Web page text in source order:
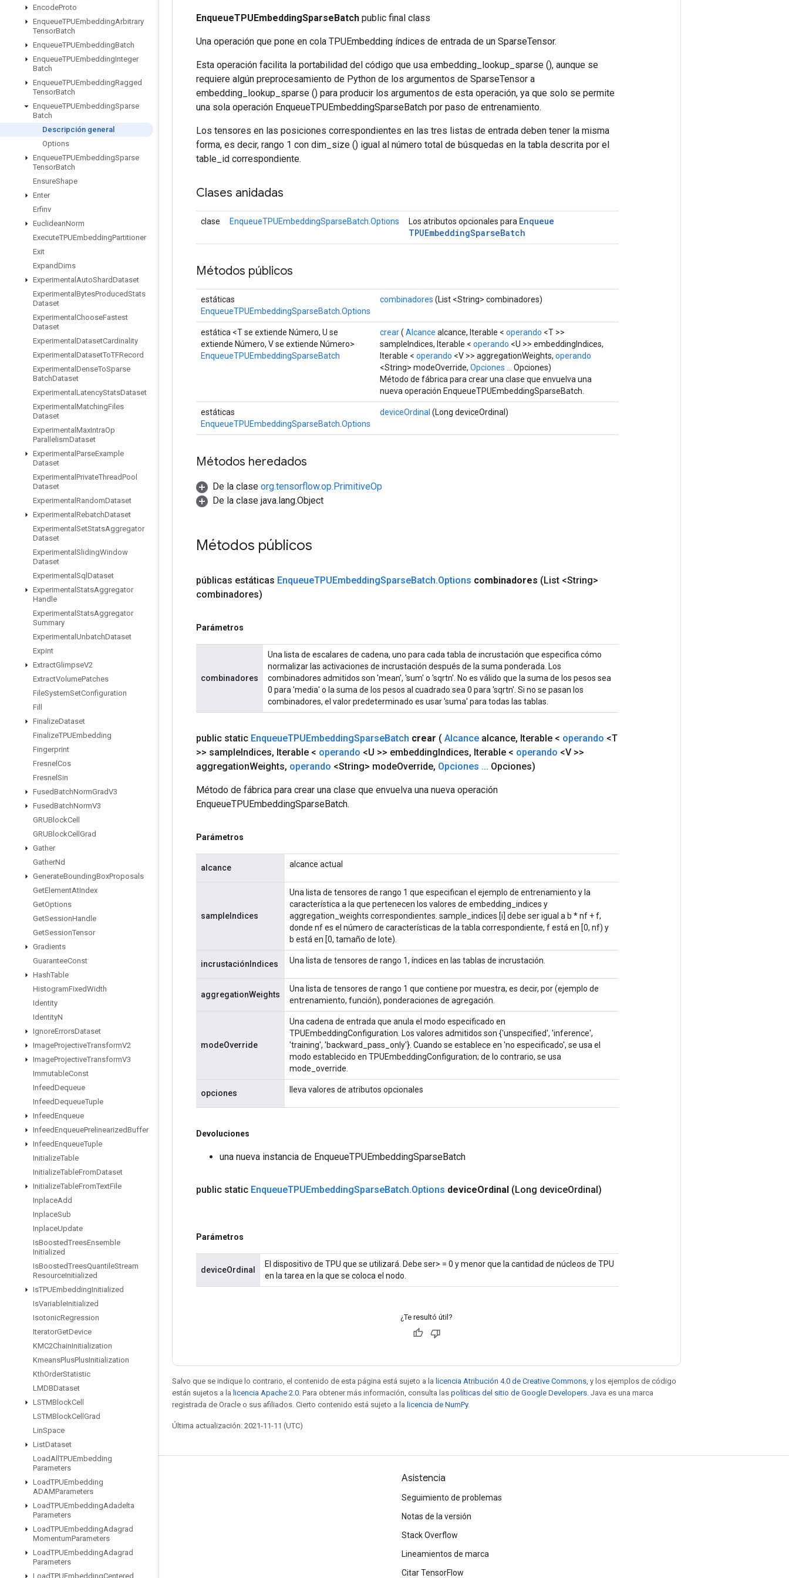
EncodeProto
EnqueueTPUEmbeddingArbitrary
TensorBatch
EnqueueTPUEmbeddingBatch
EnqueueTPUEmbeddingInteger
Batch
EnqueueTPUEmbeddingRagged
TensorBatch
EnqueueTPUEmbeddingSparse
Batch
Descripción general
Options
EnqueueTPUEmbeddingSparse
TensorBatch
EnsureShape
Enter
Erfinv
EuclideanNorm
ExecuteTPUEmbeddingPartitioner
Exit
ExpandDims
Experimental AutoShardDataset
Experimental BytesProducedStats
Dataset
Experimental ChooseFastest
Dataset
Experimental DatasetCardinality
Experimental DatasetToTFRecord
Experimental DenseToSparse
BatchDataset
Experimental LatencyStatsDataset
Experimental MatchingFiles
Dataset
Experimental MaxIntraOp
ParallelismDataset
Experimental ParseExample
Dataset
Experimental PrivateThreadPool
Dataset
Experimental RandomDataset
Experimental RebatchDataset
Experimental SetStatsAggregator
Dataset
Experimental SlidingWindow
Dataset
Experimental Sql Dataset
Experimental StatsAggregator
Handle
Experimental StatsAggregator
Summary
Experimental UnbatchDataset
Expint
ExtractGlimpseV2
ExtractVolumePatches
FileSystemSetConfiguration
Fill
FinalizeDataset
FinalizeTPUEmbedding
Fingerprint
Fresnel Cos
Fresnel Sin
FusedBatchNormGradV3
FusedBatchNormV3
GRUBlockCell
GRUBlockCell Grad
Gather
GatherNd
GenerateBoundingBoxProposals
GetElementAtIndex
GetOptions
GetSessionHandle
GetSessionTensor
Gradients
GuaranteeConst
HashTable
HistogramFixedWidth
Identity
IdentityN
IgnoreErrorsDataset
ImageProjectiveTransformV2
ImageProjectiveTransformV3
ImmutableConst
InfeedDequeue
InfeedDequeueTuple
InfeedEnqueue
InfeedEnqueuePrelinearizedBuffer
InfeedEnqueueTuple
InitializeTable
InitializeTableFromDataset
InitializeTableFromTextFile
InplaceAdd
InplaceSub
InplaceUpdate
IsBoostedTreesEnsemble
Initialized
IsBoostedTreesQuantileStream
ResourceInitialized
IsTPUEmbeddingInitialized
IsVariableInitialized
IsotonicRegression
IteratorGetDevice
KMC2ChainInitialization
KmeansPlusPlusInitialization
KthOrderStatistic
LMDBDataset
LSTMBlockCell
LSTMBlockCell Grad
LinSpace
ListDataset
LoadAll TPUEmbedding
Parameters
LoadTPUEmbedding
ADAMParameters
LoadTPUEmbeddingAdadelta
Parameters
LoadTPUEmbeddingAdagrad
MomentumParameters
LoadTPUEmbeddingAdagrad
Parameters
LoadTPUEmbeddingCentered
EnqueueTPUEmbeddingSparseBatch public final class
Una operación que pone en cola TPUEmbedding índices de entrada de un SparseTensor.
Esta operación facilita la portabilidad del código que usa embedding_lookup_sparse (), aunque se
requiere algún preprocesamiento de Python de los argumentos de SparseTensor a
embedding_lookup_sparse () para producir los argumentos de esta operación, ya que solo se permite
una sola operación EnqueueTPUEmbeddingSparseBatch por paso de entrenamiento.
Los tensores en las posiciones correspondientes en las tres listas de entrada deben tener la misma
forma, es decir, rango 1 con dim_size () igual al número total de búsquedas en la tabla descrita por el
table_id correspondiente.
Clases anidadas
clase EnqueueTPUEmbeddingSparseBatch.Options Los atributos opcionales para Enqueue
TPUEmbeddingSparseBatch
Métodos públicos
estáticas
EnqueueTPUEmbeddingSparseBatch.Options
combinadores (List <String> combinadores)
estática <T se extiende Número, U se
extiende Número, V se extiende Número>
EnqueueTPUEmbeddingSparseBatch
crear( Alcance alcance, Iterable < operando <T >>
sampleIndices, Iterable < operando <U >> embeddingIndices,
Iterable < operando <V >> aggregationWeights, operando
<String> modeOverride, Opciones ...
Opciones)
Método de fábrica para crear una clase que envuelva una
nueva operación EnqueueTPUEmbeddingSparseBatch.
estáticas
EnqueueTPUEmbeddingSparseBatch.Options
deviceOrdinal (Long deviceOrdinal)
Métodos heredados
De la clase org.tensorflow.op.PrimitiveOp
De la clase java.lang.Object
Métodos públicos
públicas estáticas EnqueueTPUEmbeddingSparseBatch.Options combinadores (List <String>
combinadores)
Parámetros
combinadores
Una lista de escalares de cadena, uno para cada tabla de incrustación que especifica cómo
normalizar las activaciones de incrustación después de la suma ponderada. Los
combinadores admitidos son 'mean', 'sum' o 'sqrtn'. No es válido que la suma de los pesos sea
0 para 'media' o la suma de los pesos al cuadrado sea 0 para 'sqrtn'. Si no se pasan los
combinadores, el valor predeterminado es usar 'suma' para todas las tablas.
public static EnqueueTPUEmbeddingSparseBatch crear ( Alcance alcance, Iterable < operando <T
>> sampleIndices, Iterable < operando <U >> embeddingIndices, Iterable < operando <V >>
aggregationWeights, operando <String> modeOverride, Opciones ... Opciones)
Método de fábrica para crear una clase que envuelva una nueva operación
EnqueueTPUEmbeddingSparseBatch.
Parámetros
alcance alcance actual
sampleIndices
Una lista de tensores de rango 1 que especifican el ejemplo de entrenamiento y la
característica a la que pertenecen los valores de embedding_indices y
aggregation_weights correspondientes. sample_indices [i] debe ser igual a b * nf + f,
donde nf es el número de características de la tabla correspondiente, f está en [0, nf) y
b está en [0, tamaño de lote).
incrustaciónIndices Una lista de tensores de rango 1, índices en las tablas de incrustación.
aggregationWeights
Una lista de tensores de rango 1 que contiene por muestra, es decir, por (ejemplo de
entrenamiento, función), ponderaciones de agregación.
modeOverride
Una cadena de entrada que anula el modo especificado en
TPUEmbeddingConfiguration. Los valores admitidos son {'unspecified', 'inference',
'training', 'backward_pass_only'}. Cuando se establece en 'no especificado', se usa el
modo establecido en TPUEmbeddingConfiguration; de lo contrario, se usa
mode_override.
opciones lleva valores de atributos opcionales
Devoluciones
una nueva instancia de EnqueueTPUEmbeddingSparseBatch
public static EnqueueTPUEmbeddingSparseBatch.Options deviceOrdinal (Long deviceOrdinal)
Parámetros
deviceOrdinal
El dispositivo de TPU que se utilizará. Debe ser> = 0 y menor que la cantidad de núcleos de TPU
en la tarea en la que se coloca el nodo.
¿Te resultó útil?
Salvo que se indique lo contrario, el contenido de esta página está sujeto a la licencia Atribución 4.0 de Creative Commons , y los ejemplos de código
están sujetos a la licencia Apache 2.0 . Para obtener más información, consulta las políticas del sitio de Google Developers . Java es una marca
registrada de Oracle o sus afiliados. Cierto contenido está sujeto a la licencia de NumPy.
Última actualización: 2021-11-11 (UTC)
Mantente conectado
GitHub
Twitter
YouTube
Asistencia
Seguimiento de problemas
Notas de la versión
Stack Overflow
Lineamientos de marca
Citar TensorFlow